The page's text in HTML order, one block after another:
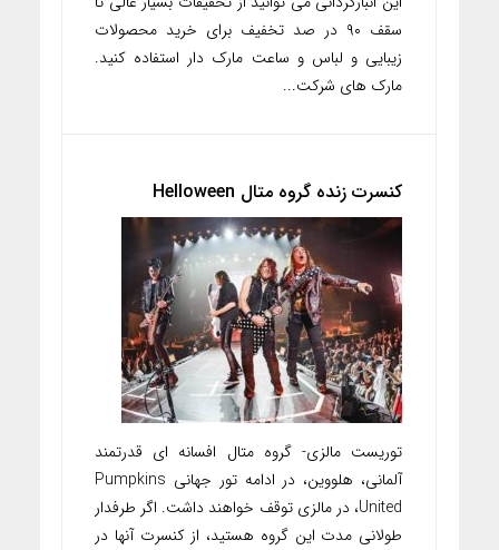
سقف ۹۰ در صد تخفیف برای خرید محصولات
زیبایی و لباس و ساعت مارک دار استفاده کنید.
مارک های شرکت...
کنسرت زنده گروه متال Helloween
توریست مالزی- گروه متال افسانه ای قدرتمند
آلمانی، هلووین، در ادامه تور جهانی Pumpkins
United، در مالزی توقف خواهند داشت. اگر طرفدار
طولانی مدت این گروه هستید، از کنسرت آنها در